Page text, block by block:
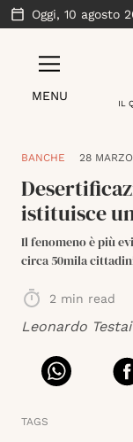
Oggi, 10 agosto
MENU
IL
BANCHE 28
istituisce
Il fenomeno è più
circa 50mila
2 min read
Leonardo Testai
TAGS